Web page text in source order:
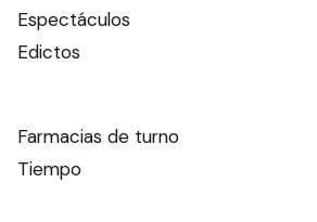
Espectáculos
Edictos
Farmacias de turno
Tiempo